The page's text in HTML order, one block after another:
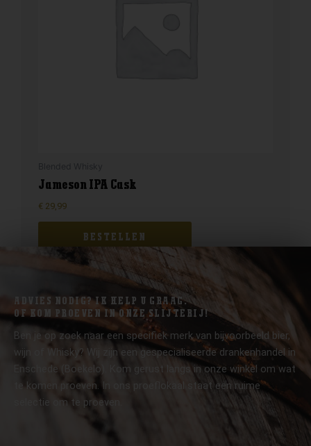
Jameson IPA Cask
€ 29,99
BESTELLEN
ADVIES NODIG? IK HELP U GRAAG.
OF KOM PROEVEN IN ONZE SLIJTERIJ!
Ben je op zoek naar een specifiek merk van bijvoorbeeld bier,
wijn of Whisky? Wij zijn een gespecialiseerde drankenhandel in
Enschede (Boekelo). Kom gerust langs in onze winkel om wat
te komen proeven. In ons proeflokaal staat een ruime
selectie om te proeven.